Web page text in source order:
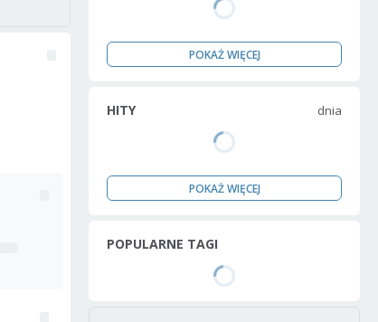
POKAŻ WIĘCEJ
HITY dnia
POKAŻ WIĘCEJ
POPULARNE TAGI